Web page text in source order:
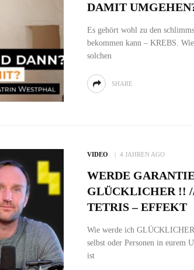
DAMIT
Es gehört wohl zu den
bekommen kann – KREBS.
solchen
SHARE
VIDEO 4 JAHREN AGO
WERDE
GLÜCKLICHER !!
TETRIS – EFFEKT
Wie werde ich
selbst oder Personen in eurem
ist